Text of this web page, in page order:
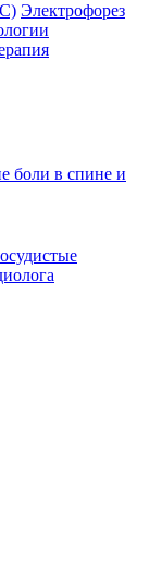
Электрофорез
боли в спине и